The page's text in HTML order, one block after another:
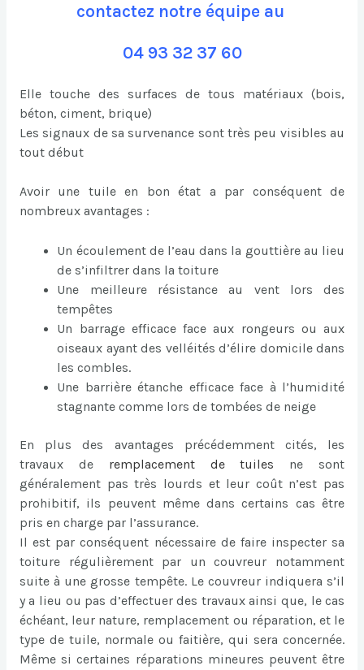
contactez notre équipe au
04 93 32 37 60
Elle touche des surfaces de tous matériaux (bois,
béton, ciment, brique)
Les signaux de sa survenance sont très peu visibles au
tout début
Avoir une tuile en bon état a par conséquent de
nombreux avantages :
Un écoulement de l’eau dans la gouttière au lieu
de s’infiltrer dans la toiture
Une meilleure résistance au vent lors des
tempêtes
Un barrage efficace face aux rongeurs ou aux
oiseaux ayant des velléités d’élire domicile dans
les combles.
Une barrière étanche efficace face à l’humidité
stagnante comme lors de tombées de neige
En plus des avantages précédemment cités, les
travaux de
remplacement de tuiles
ne sont
généralement pas très lourds et leur coût n’est pas
prohibitif, ils peuvent même dans certains cas être
pris en charge par l’assurance.
Il est par conséquent nécessaire de faire inspecter sa
toiture régulièrement par un couvreur notamment
suite à une grosse tempête. Le couvreur indiquera s’il
y a lieu ou pas d’effectuer des travaux ainsi que, le cas
échéant, leur nature, remplacement ou réparation, et le
type de tuile, normale ou faitière, qui sera concernée.
Même si certaines réparations mineures peuvent être